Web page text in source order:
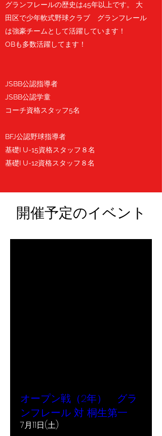
グランフレールの歴史は45年以上です。 大
田区で少年軟式野球クラブ グランフレール
は強豪チームとして活躍しています！
OBも多数活躍してます！
JSBB公認指導者
JSBB公認学童
コーチ資格スタッフ5名
BFJ公認野球指導者
基礎I U-15資格スタッフ８名
基礎I U-12資格スタッフ８名
開催予定のイベント
オープン戦（2年） グラ
ンフレール 対 桐生第一
7月11日(土)